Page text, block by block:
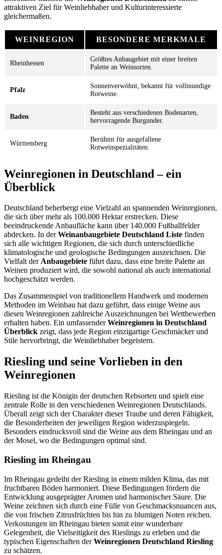
attraktiven Ziel für Weinliebhaber und Kulturinteressierte
gleichermaßen.
WEINREGION BESONDERE MERKMALE
Rheinhessen
Größtes Anbaugebiet mit einer breiten
Palette an Weinsorten.
Pfalz
Sonnenverwöhnt, bekannt für vollmundige
Rotweine.
Baden
Besteht aus verschiedenen Bodenarten,
hervorragende Burgunder.
Württemberg
Berühmt für ausgefallene
Rotweinspezialitäten.
Weinregionen in Deutschland – ein
Überblick
Deutschland beherbergt eine Vielzahl an spannenden Weinregionen,
die sich über mehr als 100.000 Hektar erstrecken. Diese
beeindruckende Anbaufläche kann über 140.000 Fußballfelder
abdecken. In derWeinanbaugebiete Deutschland Liste finden
sich alle wichtigen Regionen, die sich durch unterschiedliche
klimatologische und geologische Bedingungen auszeichnen. Die
Vielfalt derAnbaugebiete führt dazu, dass eine breite Palette an
Weinen produziert wird, die sowohl national als auch international
hochgeschätzt werden.
Das Zusammenspiel von traditionellem Handwerk und modernen
Methoden im Weinbau hat dazu geführt, dass einige Weine aus
diesen Weinregionen zahlreiche Auszeichnungen bei Wettbewerben
erhalten haben. Ein umfassenderWeinregionen in Deutschland
Überblick zeigt, dass jede Region einzigartige Geschmäcker und
Stile hervorbringt, die Weinliebhaber begeistern.
Riesling und seine Vorlieben in den
Weinregionen
Riesling ist die Königin der deutschen Rebsorten und spielt eine
zentrale Rolle in den verschiedenen Weinregionen Deutschlands.
Überall zeigt sich der Charakter dieser Traube und deren Fähigkeit,
die Besonderheiten der jeweiligen Region widerzuspiegeln.
Besonders eindrucksvoll sind die Weine aus dem Rheingau und an
der Mosel, wo die Bedingungen optimal sind.
Riesling im Rheingau
Im Rheingau gedeiht der Riesling in einem milden Klima, das mit
fruchtbaren Böden harmoniert. Diese Bedingungen fördern die
Entwicklung ausgeprägter Aromen und harmonischer Säure. Die
Weine zeichnen sich durch eine Fülle von Geschmacksnuancen aus,
die von frischen Zitrusfrüchten bis hin zu blumigen Noten reichen.
Verkostungen im Rheingau bieten somit eine wunderbare
Gelegenheit, die Vielseitigkeit des Rieslings zu erleben und die
typischen Eigenschaften derWeinregionen Deutschland Riesling
zu schätzen.